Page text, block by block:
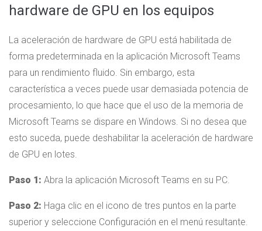
hardware de GPU en los equipos
La aceleración de hardware de GPU está habilitada de
forma predeterminada en la aplicación Microsoft Teams
para un rendimiento fluido. Sin embargo, esta
característica a veces puede usar demasiada potencia de
procesamiento, lo que hace que el uso de la memoria de
Microsoft Teams se dispare en Windows. Si no desea que
esto suceda, puede deshabilitar la aceleración de hardware
de GPU en lotes.
Paso 1: Abra la aplicación Microsoft Teams en su PC.
Paso 2: Haga clic en el icono de tres puntos en la parte
superior y seleccione Configuración en el menú resultante.